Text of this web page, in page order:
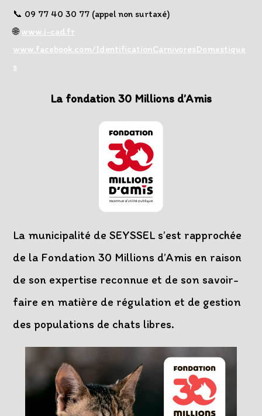
📞 09 77 40 30 77 (appel non surtaxé)
🌐www.i-cad.fr
www.facebook.com/IdentificationCarnivoresDomestique
s
La fondation 30 Millions d’Amis
La municipalité de SEYSSEL s’est rapprochée
de la Fondation 30 Millions d’Amis en raison
de son expertise reconnue et de son savoir-
faire en matière de régulation et de gestion
des populations de chats libres.